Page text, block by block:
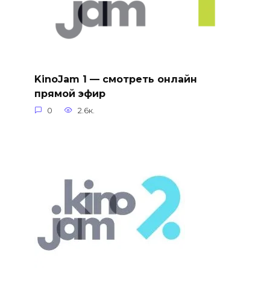
KinoJam 1 — смотреть онлайн
прямой эфир
0 2.6к.